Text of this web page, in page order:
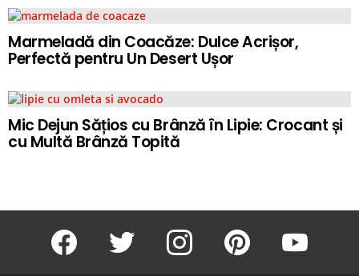
Marmeladă din Coacăze: Dulce Acrișor,
Perfectă pentru Un Desert Ușor
Mic Dejun Sățios cu Brânză în Lipie: Crocant și
cu Multă Brânză Topită
facebook twitter instagram pinterest youtube